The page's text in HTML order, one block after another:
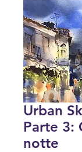
Urban
Parte 3:
notte